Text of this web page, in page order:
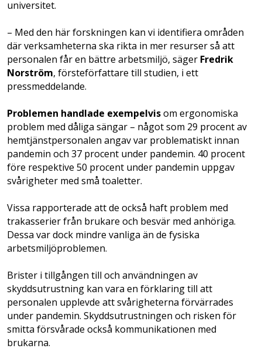
universitet.
– Med den här forskningen kan vi identifiera områden
där verksamheterna ska rikta in mer resurser så att
personalen får en bättre arbetsmiljö, säger Fredrik
Norström, försteförfattare till studien, i ett
pressmeddelande.
Problemen handlade exempelvisom ergonomiska
problem med dåliga sängar – något som 29 procent av
hemtjänstpersonalen angav var problematiskt innan
pandemin och 37 procent under pandemin. 40 procent
före respektive 50 procent under pandemin uppgav
svårigheter med små toaletter.
Vissa rapporterade att de också haft problem med
trakasserier från brukare och besvär med anhöriga.
Dessa var dock mindre vanliga än de fysiska
arbetsmiljöproblemen.
Brister i tillgången till och användningen av
skyddsutrustning kan vara en förklaring till att
personalen upplevde att svårigheterna förvärrades
under pandemin. Skyddsutrustningen och risken för
smitta försvårade också kommunikationen med
brukarna.